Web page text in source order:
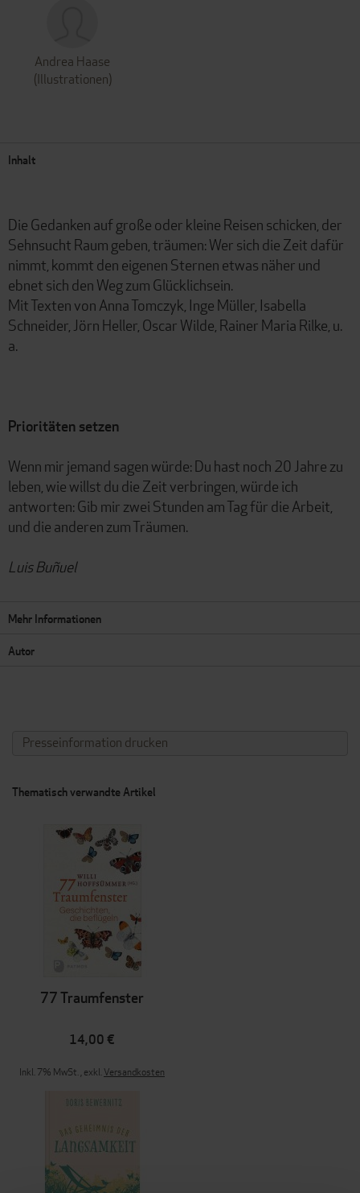
Andrea Haase
(Illustrationen)
Inhalt
Die Gedanken auf große oder kleine Reisen schicken, der
Sehnsucht Raum geben, träumen: Wer sich die Zeit dafür
nimmt, kommt den eigenen Sternen etwas näher und
ebnet sich den Weg zum Glücklichsein.
Mit Texten von Anna Tomczyk, Inge Müller, Isabella
Schneider, Jörn Heller, Oscar Wilde, Rainer Maria Rilke, u.
a.
Prioritäten setzen
Wenn mir jemand sagen würde: Du hast noch 20 Jahre zu
leben, wie willst du die Zeit verbringen, würde ich
antworten: Gib mir zwei Stunden am Tag für die Arbeit,
und die anderen zum Träumen.
Luis Buñuel
Mehr Informationen
Autor
Presseinformation drucken
Thematisch verwandte Artikel
77 Traumfenster
14,00 €
Inkl. 7% MwSt.,exkl.Versandkosten